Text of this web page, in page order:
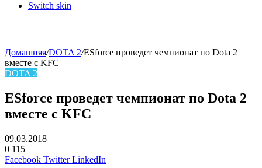
Switch skin
Домашняя/DOTA 2/ESforce проведет чемпионат по Dota 2
вместе с KFC
DOTA 2
ESforce проведет чемпионат по Dota 2
вместе с KFC
09.03.2018
0 115
Facebook Twitter LinkedIn